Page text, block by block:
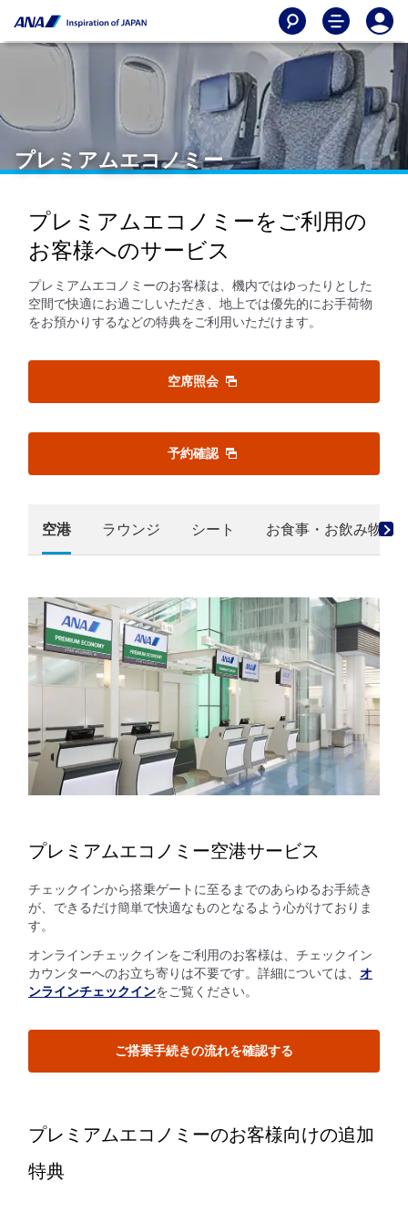
プレミアムエコノミー
プレミアムエコノミーをご利用の
お客様へのサービス
プレミアムエコノミーのお客様は、機内ではゆったりとした
空間で快適にお過ごしいただき、地上では優先的にお手荷物
をお預かりするなどの特典をご利用いただけます。
空席照会
予約確認
空港 ラウンジ シート お食事・お飲み物
プレミアムエコノミー空港サービス
チェックインから搭乗ゲートに至るまでのあらゆるお手続き
が、できるだけ簡単で快適なものとなるよう心がけておりま
す。
オンラインチェックインをご利用のお客様は、チェックイン
カウンターへのお立ち寄りは不要です。詳細については、 オ
ンラインチェックインをご覧ください。
ご搭乗手続きの流れを確認する
プレミアムエコノミーのお客様向けの追加
特典